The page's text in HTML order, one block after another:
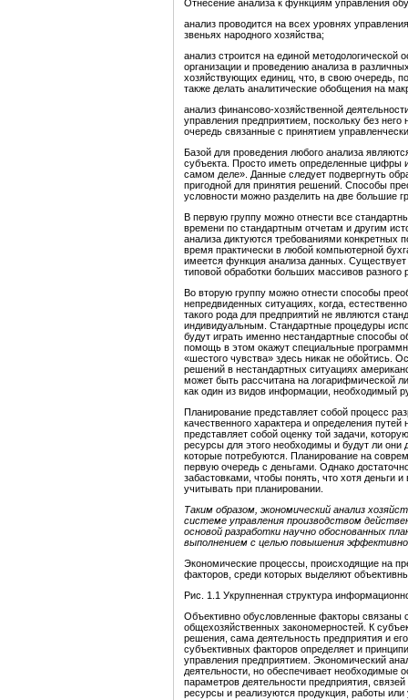
Отнесение анализа к функциям управления
анализ проводится на всех уровнях
звеньях народного хозяйства;
анализ строится на единой
организации и проведению анализа в
хозяйствующих единиц, что, в свою очередь,
также делать аналитические обобщения на
анализ финансово-хозяйственной
управления предприятием, поскольку без
очередь связанные с принятием
Базой для проведения любого анализа
субъекта. Просто иметь определенные цифры
самом деле». Данные следует подвергнуть
пригодной для принятия решений. Способы
условности можно разделить на две большие
В первую группу можно отнести все
времени по стандартным отчетам и другим
анализа диктуются требованиями
время практически в любой компьютерной
имеется функция анализа данных.
типовой обработки больших массивов
Во вторую группу можно отнести способы
непредвиденных ситуациях, когда,
такого рода для предприятий не являются
индивидуальным. Стандартные процедуры
будут играть именно нестандартные
помощь в этом окажут специальные
«шестого чувства» здесь никак не обойтись.
решений в нестандартных ситуациях
может быть рассчитана на логарифмической
как один из видов информации, необходимый
Планирование представляет собой процесс
качественного характера и определения
представляет собой оценку той задачи,
ресурсы для этого необходимы и будут ли они
которые потребуются. Планирование на
первую очередь с деньгами. Однако
забастовками, чтобы понять, что хотя деньги
учитывать при планировании.
Таким образом, экономический анализ
системе управления производством
основой разработки научно обоснованных
выполнением с целью повышения
Экономические процессы, происходящие на
факторов, среди которых выделяют
Рис. 1.1 Укрупненная структура
Объективно обусловленные факторы связаны
общехозяйственных закономерностей. К
решения, сама деятельность предприятия и
субъективных факторов определяет и
управления предприятием. Экономический
деятельности, но обеспечивает необходимые
параметров деятельности предприятия,
ресурсы и реализуются продукция, работы или